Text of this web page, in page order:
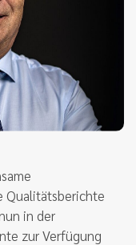
Qualitätsberichte
in der
zur Verfügung